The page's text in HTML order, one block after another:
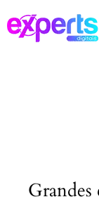
Grandes